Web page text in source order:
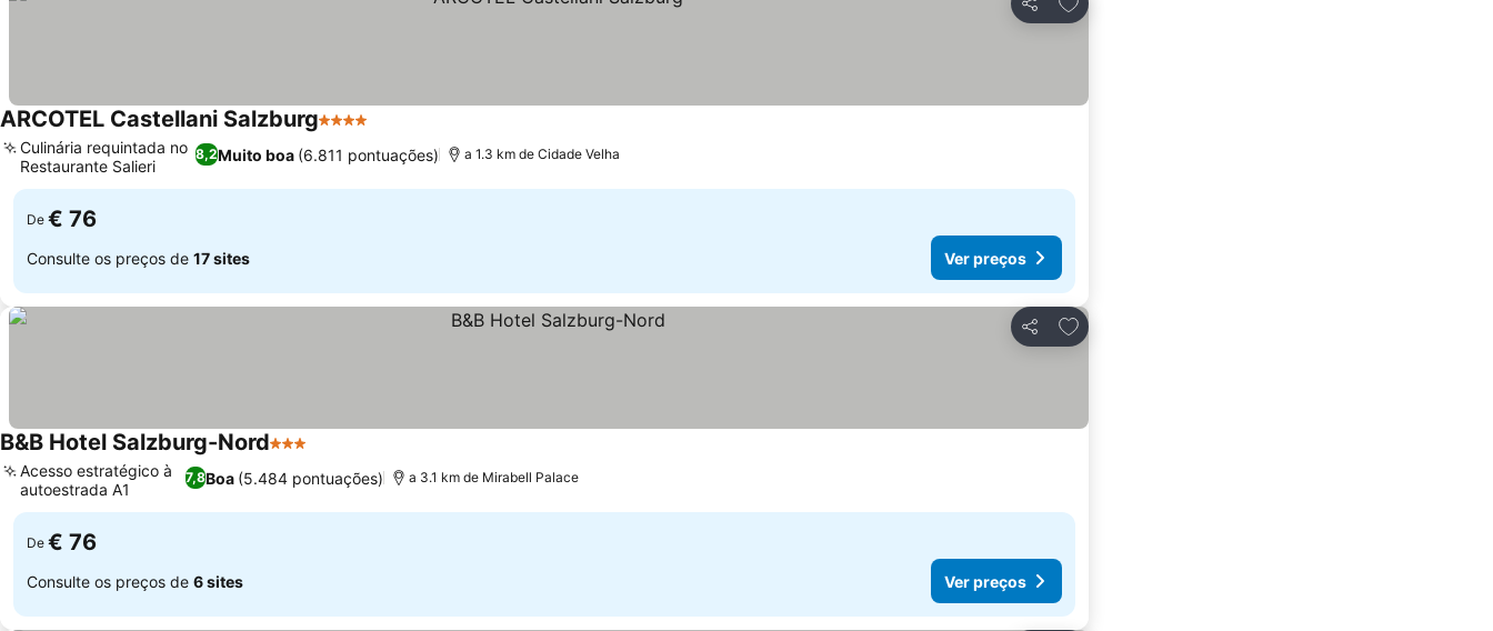
Partilhar
ARCOTEL Castellani Salzburg4 Estrelas
8,2Muito boa (6.811 pontuações)
Culinária requintada no
Restaurante Salieri
a 1.3 km de Cidade Velha
De € 76
Consulte os preços de 17 sites Ver preços
Partilhar
Adicionar aos favoritos
B&B Hotel Salzburg-Nord3 Estrelas
7,8Boa (5.484 pontuações)
Acesso estratégico à
autoestrada A1
a 3.1 km de Mirabell Palace
De € 76
Consulte os preços de 6 sites Ver preços